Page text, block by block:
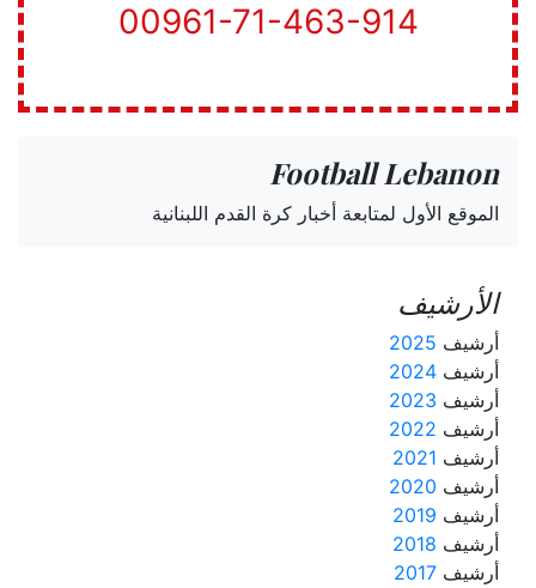
00961-71-463-914
Football Lebanon
الموقع الأول لمتابعة أخبار كرة القدم اللبنانية
الأرشيف
أرشيف 2025
أرشيف 2024
أرشيف 2023
أرشيف 2022
أرشيف 2021
أرشيف 2020
أرشيف 2019
أرشيف 2018
أرشيف 2017